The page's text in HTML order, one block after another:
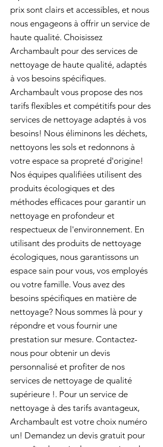
prix sont clairs et accessibles, et nous
nous engageons à offrir un service de
haute qualité. Choisissez
Archambault pour des services de
nettoyage de haute qualité, adaptés
à vos besoins spécifiques.
Archambault vous propose des nos
tarifs flexibles et compétitifs pour des
services de nettoyage adaptés à vos
besoins! Nous éliminons les déchets,
nettoyons les sols et redonnons à
votre espace sa propreté d'origine!
Nos équipes qualifiées utilisent des
produits écologiques et des
méthodes efficaces pour garantir un
nettoyage en profondeur et
respectueux de l'environnement. En
utilisant des produits de nettoyage
écologiques, nous garantissons un
espace sain pour vous, vos employés
ou votre famille. Vous avez des
besoins spécifiques en matière de
nettoyage? Nous sommes là pour y
répondre et vous fournir une
prestation sur mesure. Contactez-
nous pour obtenir un devis
personnalisé et profiter de nos
services de nettoyage de qualité
supérieure !. Pour un service de
nettoyage à des tarifs avantageux,
Archambault est votre choix numéro
un! Demandez un devis gratuit pour